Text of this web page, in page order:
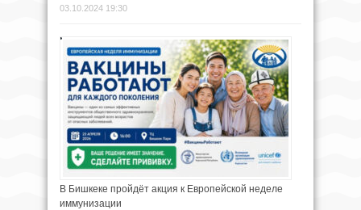
03.10.2024 19:30
В Бишкеке пройдёт акция к Европейской неделе
иммунизации